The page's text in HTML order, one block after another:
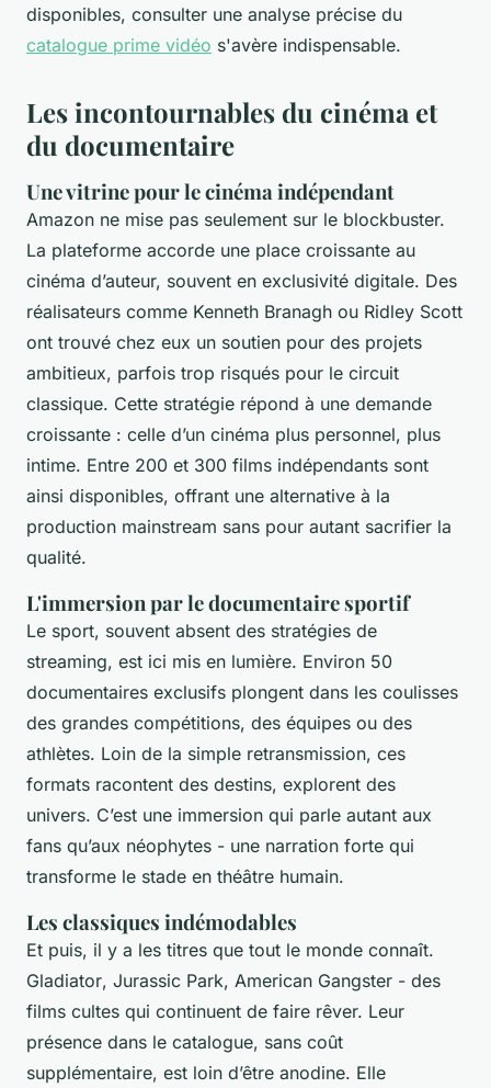
disponibles, consulter une analyse précise du
catalogue prime vidéo s'avère indispensable.
Les incontournables du cinéma et
du documentaire
Une vitrine pour le cinéma indépendant
Amazon ne mise pas seulement sur le blockbuster.
La plateforme accorde une place croissante au
cinéma d’auteur, souvent en exclusivité digitale. Des
réalisateurs comme Kenneth Branagh ou Ridley Scott
ont trouvé chez eux un soutien pour des projets
ambitieux, parfois trop risqués pour le circuit
classique. Cette stratégie répond à une demande
croissante : celle d’un cinéma plus personnel, plus
intime. Entre 200 et 300 films indépendants sont
ainsi disponibles, offrant une alternative à la
production mainstream sans pour autant sacrifier la
qualité.
L'immersion par le documentaire sportif
Le sport, souvent absent des stratégies de
streaming, est ici mis en lumière. Environ 50
documentaires exclusifs plongent dans les coulisses
des grandes compétitions, des équipes ou des
athlètes. Loin de la simple retransmission, ces
formats racontent des destins, explorent des
univers. C’est une immersion qui parle autant aux
fans qu’aux néophytes - une narration forte qui
transforme le stade en théâtre humain.
Les classiques indémodables
Et puis, il y a les titres que tout le monde connaît.
Gladiator, Jurassic Park, American Gangster - des
films cultes qui continuent de faire rêver. Leur
présence dans le catalogue, sans coût
supplémentaire, est loin d’être anodine. Elle